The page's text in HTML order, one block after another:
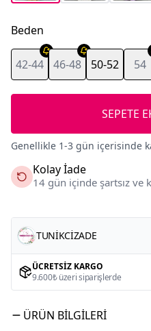
Beden
42-44 46-48 50-52 54
SEPETE
Genellikle 1-3 gün içerisinde
Kolay İade
14 gün içinde şartsız ve
TUNİKCİZADE
ÜCRETSIZ KARGO
9.600₺ üzeri siparişlerde
ÜRÜN BILGILERI